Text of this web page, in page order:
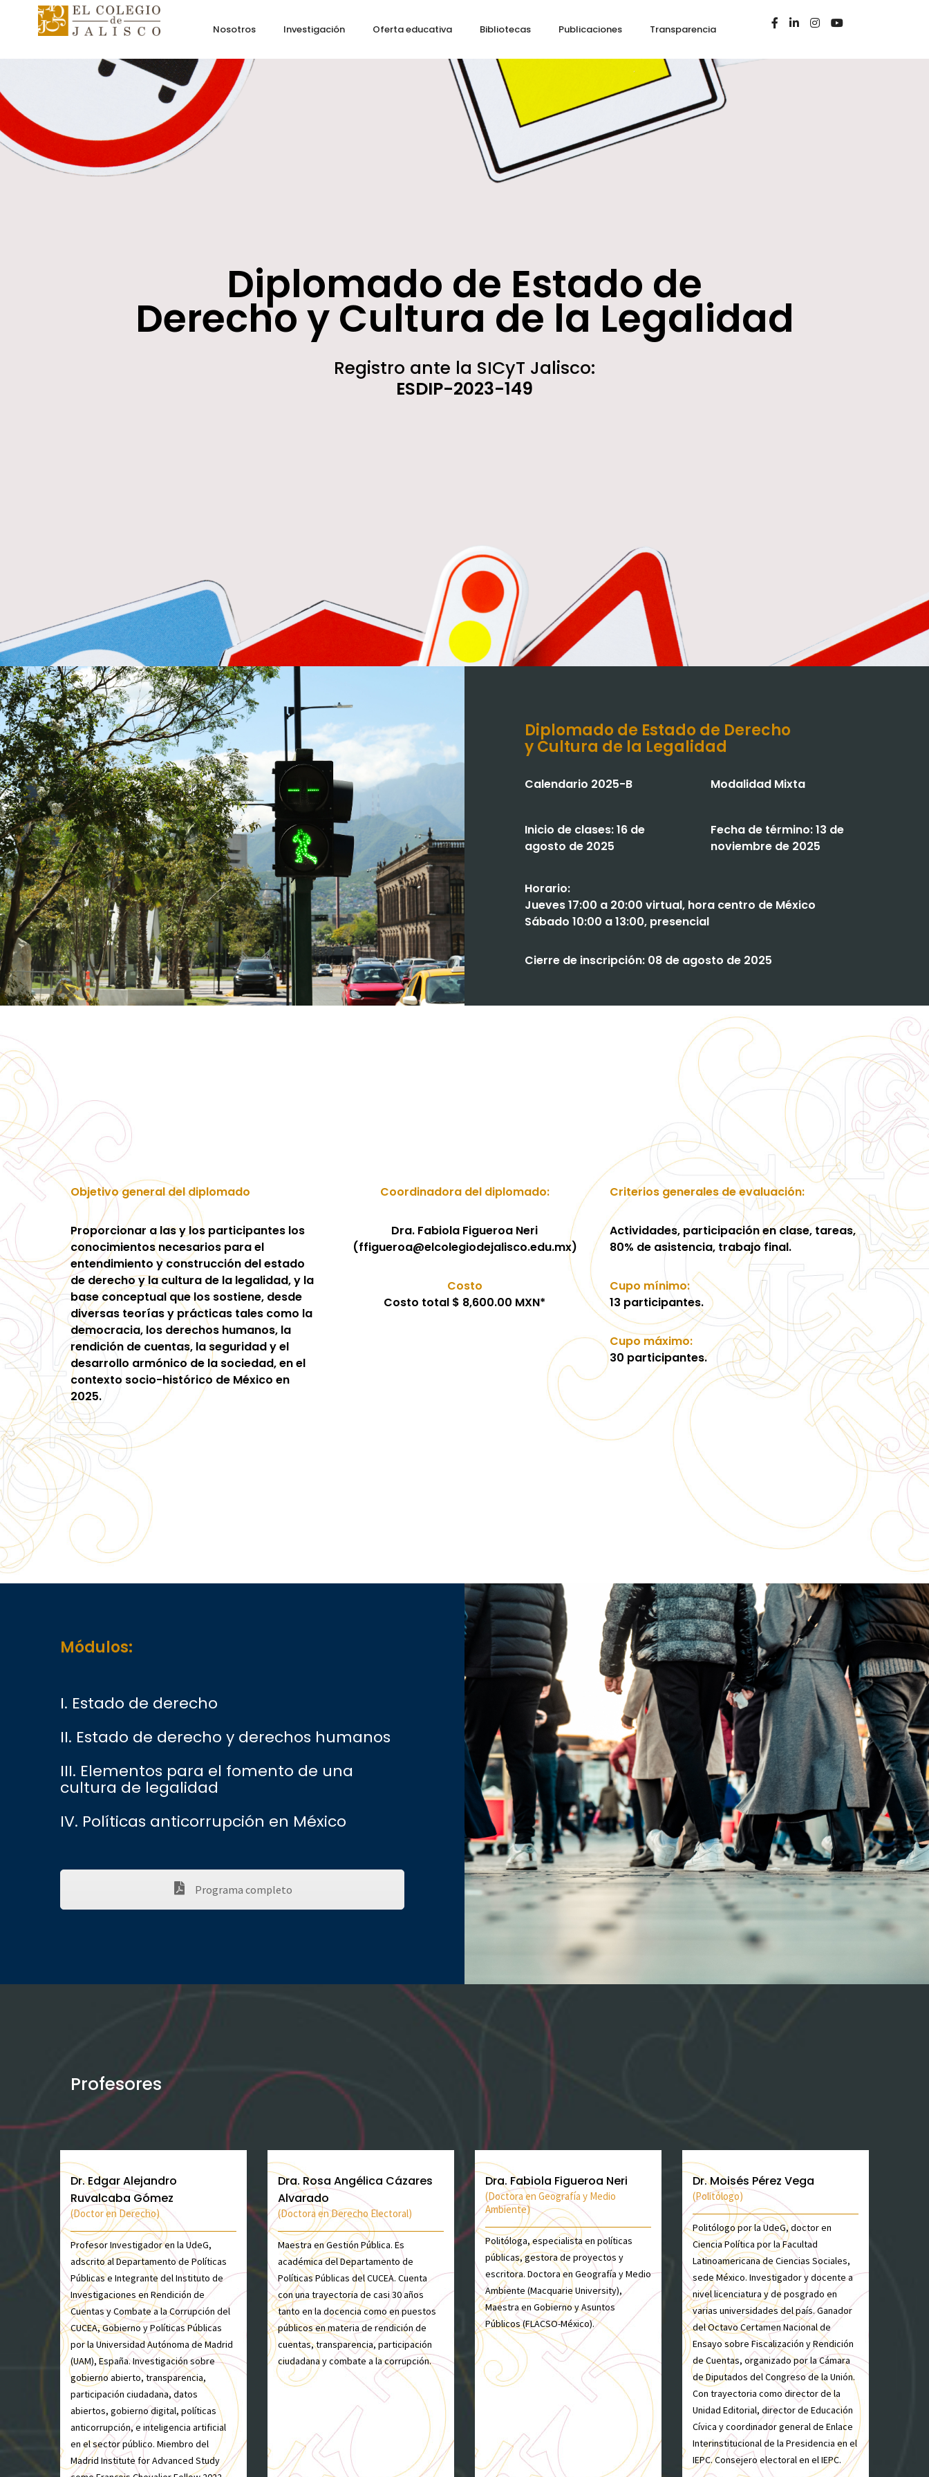
Nosotros Investigación Oferta educativa Bibliotecas Publicaciones Transparencia
Diplomado de Estado de
Derecho y Cultura de la Legalidad
Registro ante la SICyT Jalisco:
ESDIP-2023-149
Diplomado de Estado de Derecho
y Cultura de la Legalidad
Calendario 2025-B Modalidad Mixta
Inicio de clases: 16 de
agosto de 2025
Fecha de término: 13 de
noviembre de 2025
Horario:
Jueves 17:00 a 20:00 virtual, hora centro de México
Sábado 10:00 a 13:00, presencial
Cierre de inscripción: 08 de agosto de 2025
Objetivo general del diplomado
Proporcionar a las y los participantes los
conocimientos necesarios para el
entendimiento y construcción del estado
de derecho y la cultura de la legalidad, y la
base conceptual que los sostiene, desde
diversas teorías y prácticas tales como la
democracia, los derechos humanos, la
rendición de cuentas, la seguridad y el
desarrollo armónico de la sociedad, en el
contexto socio-histórico de México en
2025.
Coordinadora del diplomado:
Dra. Fabiola Figueroa Neri
(ffigueroa@elcolegiodejalisco.edu.mx)
Costo
Costo total $ 8,600.00 MXN*
Criterios generales de evaluación:
Actividades, participación en clase, tareas,
80% de asistencia, trabajo final.
Cupo mínimo:
13 participantes.
Cupo máximo:
30 participantes.
Módulos:
I. Estado de derecho
II. Estado de derecho y derechos humanos
III. Elementos para el fomento de una
cultura de legalidad
IV. Políticas anticorrupción en México
Programa completo
Profesores
Dr. Edgar Alejandro
Ruvalcaba Gómez
(Doctor en Derecho)
Profesor Investigador en la UdeG,
adscrito al Departamento de Políticas
Públicas e Integrante del Instituto de
Investigaciones en Rendición de
Cuentas y Combate a la Corrupción del
CUCEA, Gobierno y Políticas Públicas
por la Universidad Autónoma de Madrid
(UAM), España. Investigación sobre
gobierno abierto, transparencia,
participación ciudadana, datos
abiertos, gobierno digital, políticas
anticorrupción, e inteligencia artificial
en el sector público. Miembro del
Madrid Institute for Advanced Study
Dra. Rosa Angélica Cázares
Alvarado
(Doctora en Derecho Electoral)
Maestra en Gestión Pública. Es
académica del Departamento de
Políticas Públicas del CUCEA. Cuenta
con una trayectoria de casi 30 años
tanto en la docencia como en puestos
públicos en materia de rendición de
cuentas, transparencia, participación
ciudadana y combate a la corrupción.
Dra. Fabiola Figueroa Neri
(Doctora en Geografía y Medio
Ambiente)
Politóloga, especialista en políticas
públicas, gestora de proyectos y
escritora. Doctora en Geografía y Medio
Ambiente (Macquarie University),
Maestra en Gobierno y Asuntos
Públicos (FLACSO-México).
Dr. Moisés Pérez Vega
(Politólogo)
Politólogo por la UdeG, doctor en
Ciencia Política por la Facultad
Latinoamericana de Ciencias Sociales,
sede México. Investigador y docente a
nivel licenciatura y de posgrado en
varias universidades del país. Ganador
del Octavo Certamen Nacional de
Ensayo sobre Fiscalización y Rendición
de Cuentas, organizado por la Cámara
de Diputados del Congreso de la Unión.
Con trayectoria como director de la
Unidad Editorial, director de Educación
Cívica y coordinador general de Enlace
Interinstitucional de la Presidencia en el
IEPC. Consejero electoral en el IEPC.